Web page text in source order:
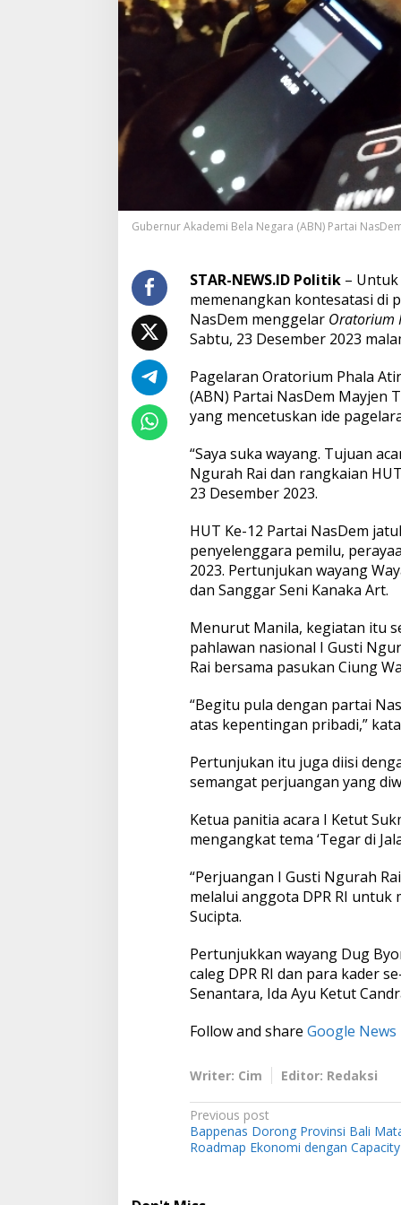
r
a
i
r
i
i
B
a
l
i
e
l
a
r
a
t
r
i
u
m
P
a
l
a
A
r
a
h
Gubernur Akademi Bela Negara (ABN) Partai
STAR-NEWS.ID Politik– Untuk
memenangkan kontesatasi di
NasDem menggelar Oratorium
Sabtu, 23 Desember 2023
Pagelaran Oratorium Phala
(ABN) Partai NasDem Mayjen
yang mencetuskan ide
“Saya suka wayang. Tujuan
Ngurah Rai dan rangkaian
23 Desember 2023.
HUT Ke-12 Partai NasDem
penyelenggara pemilu,
2023. Pertunjukan wayang
dan Sanggar Seni Kanaka Art.
Menurut Manila, kegiatan itu
pahlawan nasional I Gusti
Rai bersama pasukan Ciung
“Begitu pula dengan partai
atas kepentingan pribadi,”
Pertunjukan itu juga diisi
semangat perjuangan yang
Ketua panitia acara I Ketut
mengangkat tema ‘Tegar di
“Perjuangan I Gusti Ngurah
melalui anggota DPR RI untuk
Sucipta.
Pertunjukkan wayang Dug
caleg DPR RI dan para kader
Senantara, Ida Ayu Ketut
Follow and share Google News
Writer: Cim Editor: Redaksi
P
o
t
Previous post
Bappenas Dorong Provinsi Bali
Roadmap Ekonomi dengan